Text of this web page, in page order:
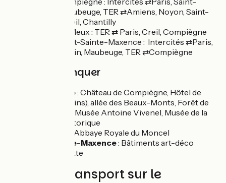
Quentin, Maubeuge, TER ⇄Amiens, Noyon, Saint-
Quentin, Creil, Chantilly
Gare de Le Meux : TER ⇄ Paris, Creil, Compiègne
Gare de Pont-Sainte-Maxence : Intercités ⇄Paris,
Saint-Quentin, Maubeuge, TER ⇄Compiègne
À ne pas manquer
Compiègne: Château de Compiègne, Hôtel de
Ville (Picantins), allée des Beaux-Monts, Forêt de
Compiègne, Musée Antoine Vivenel, Musée de la
Figurine Historique
: Abbaye Royale du Moncel
Pont-Sainte-Maxence: Bâtiments art-déco
Forêt d’Halatte
Trains et transport sur le